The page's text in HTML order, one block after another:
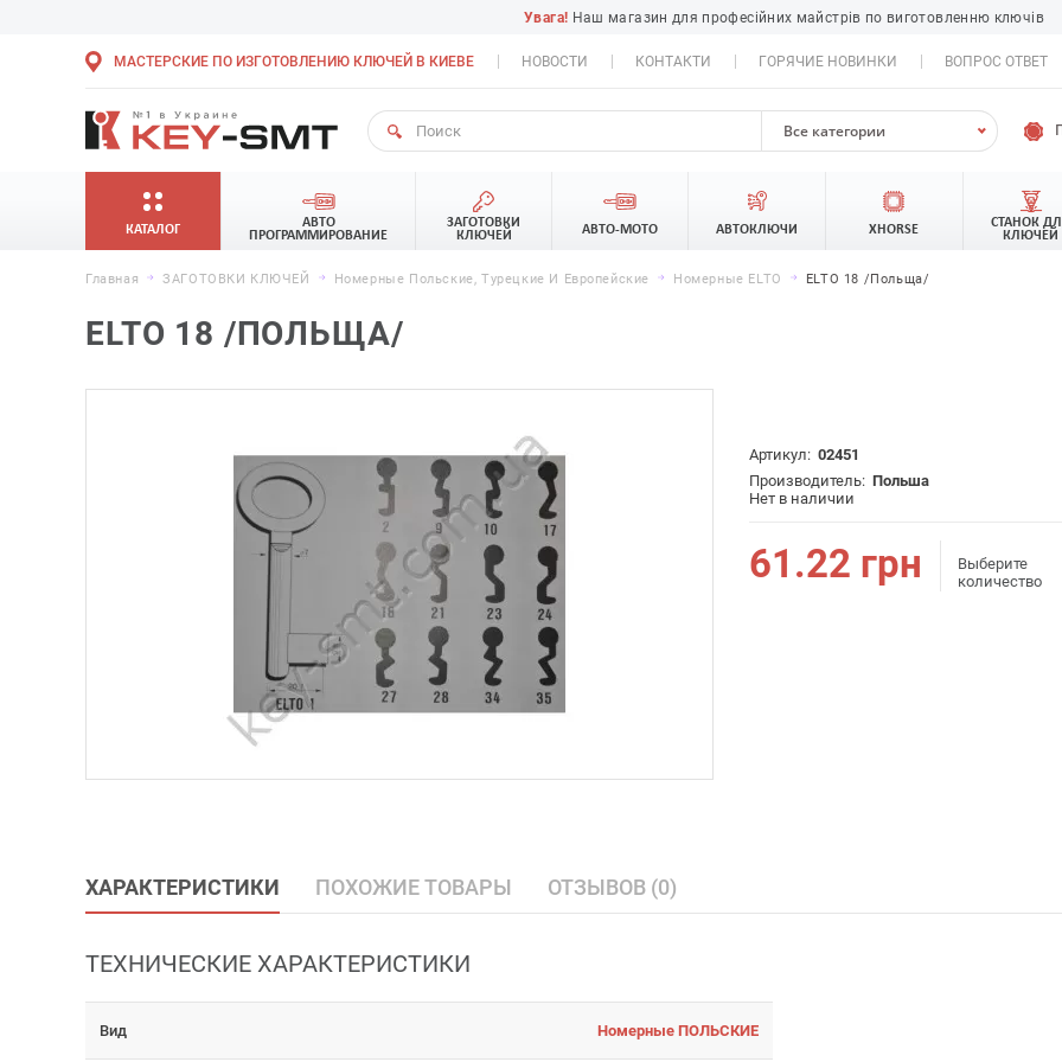
Увага! Наш магазин для професійних майстрів по виготовленню ключів
МАСТЕРСКИЕ ПО ИЗГОТОВЛЕНИЮ КЛЮЧЕЙ В КИЕВЕ НОВОСТИ КОНТАКТИ ГОРЯЧИЕ НОВИНКИ ВОПРОС ОТВЕТ
Все категории
КАТАЛОГ
АВТО
ПРОГРАММИРОВАНИЕ
ЗАГОТОВКИ
КЛЮЧЕЙ
АВТО-МОТО АВТОКЛЮЧИ XHORSE
СТАНОК
КЛЮЧЕЙ
Главная ЗАГОТОВКИ КЛЮЧЕЙ Номерные Польские, Турецкие И Европейские Номерные ELTO ELTO 18 /Польща/
ELTO 18 /ПОЛЬЩА/
Артикул: 02451
Производитель: Польша
Нет в наличии
61.22 грн
Выберите
количество
ХАРАКТЕРИСТИКИ ПОХОЖИЕ ТОВАРЫ ОТЗЫВОВ (0)
ТЕХНИЧЕСКИЕ ХАРАКТЕРИСТИКИ
Вид Номерные ПОЛЬСКИЕ